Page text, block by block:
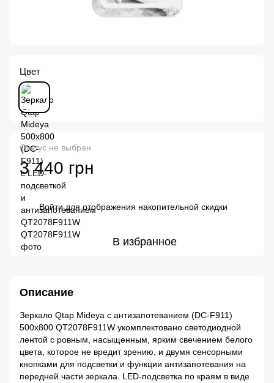
Цвет
Статус не выбран
3 440 грн
Войтидля отображения накопительной скидки
В избранное
Описание
Зеркало Qtap Mideya с антизапотеванием (DC-F911)
500х800 QT2078F911W укомплектовано светодиодной
лентой с ровным, насыщенным, ярким свечением белого
цвета, которое не вредит зрению, и двумя сенсорными
кнопками для подсветки и функции антизапотевания на
передней части зеркала. LED-подсветка по краям в виде